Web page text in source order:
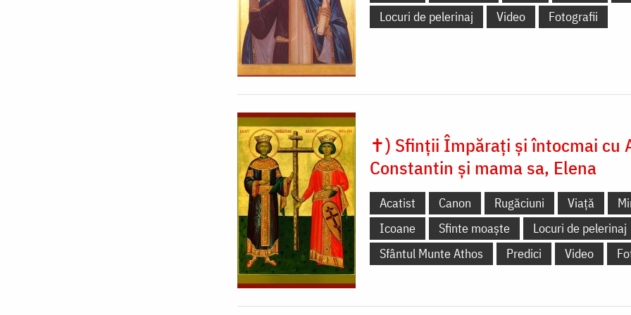
Locuri de pelerinaj
Video Fotografii
✝) Sfinții Împărați și întocmai cu
Constantin și mama sa, Elena
Acatist Canon Rugăciuni Viață
Icoane
Sfinte moaște
Locuri de pelerinaj
Sfântul Munte Athos
Predici Video